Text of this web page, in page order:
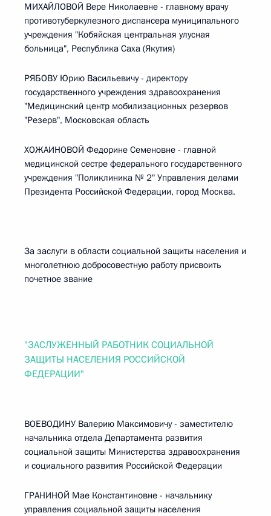
МИХАЙЛОВОЙ Вере Николаевне - главному врачу
противотуберкулезного диспансера муниципального
учреждения "Кобяйская центральная улусная
больница", Республика Саха (Якутия)
РЯБОВУ Юрию Васильевичу - директору
государственного учреждения здравоохранения
"Медицинский центр мобилизационных резервов
"Резерв", Московская область
ХОЖАИНОВОЙ Федорине Семеновне - главной
медицинской сестре федерального государственного
учреждения "Поликлиника № 2" Управления делами
Президента Российской Федерации, город Москва.
За заслуги в области социальной защиты населения и
многолетнюю добросовестную работу присвоить
почетное звание
"ЗАСЛУЖЕННЫЙ РАБОТНИК СОЦИАЛЬНОЙ
ЗАЩИТЫ НАСЕЛЕНИЯ РОССИЙСКОЙ
ФЕДЕРАЦИИ"
ВОЕВОДИНУ Валерию Максимовичу - заместителю
начальника отдела Департамента развития
социальной защиты Министерства здравоохранения
и социального развития Российской Федерации
ГРАНИНОЙ Мае Константиновне - начальнику
управления социальной защиты населения